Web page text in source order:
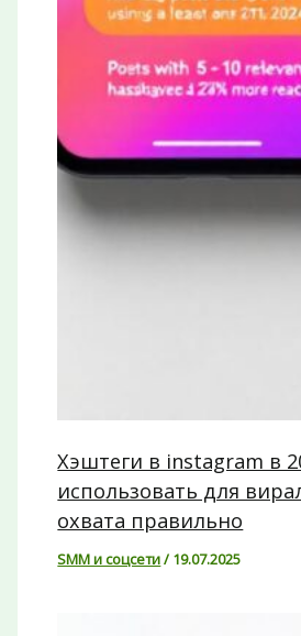
Хэштеги в instagram в
использовать для
охвата правильно
SMM и соцсети/ 19.07.2025